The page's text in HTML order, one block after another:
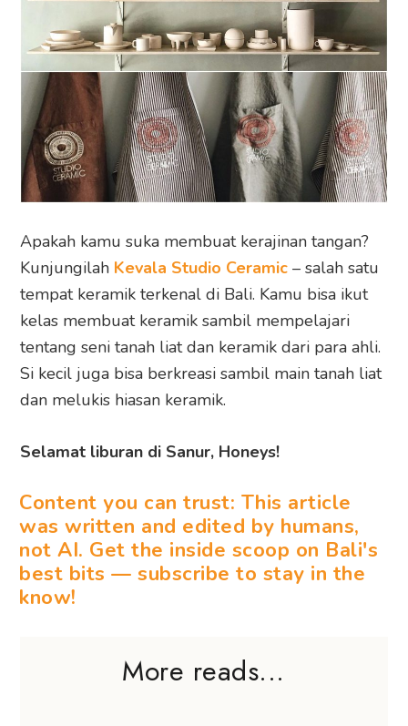
Apakah kamu suka membuat kerajinan tangan?
Kunjungilah Kevala Studio Ceramic – salah satu
tempat keramik terkenal di Bali. Kamu bisa ikut
kelas membuat keramik sambil mempelajari
tentang seni tanah liat dan keramik dari para ahli.
Si kecil juga bisa berkreasi sambil main tanah liat
dan melukis hiasan keramik.
Selamat liburan di Sanur, Honeys!
Content you can trust: This article
was written and edited by humans,
not AI. Get the inside scoop on Bali's
best bits — subscribe to stay in the
know!
More reads...